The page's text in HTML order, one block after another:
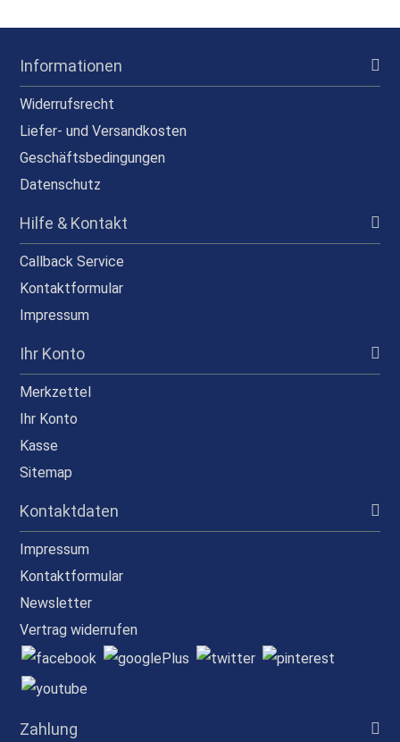
Informationen
Widerrufsrecht
Liefer- und Versandkosten
Geschäftsbedingungen
Datenschutz
Hilfe & Kontakt
Callback Service
Kontaktformular
Impressum
Ihr Konto
Merkzettel
Ihr Konto
Kasse
Sitemap
Kontaktdaten
Impressum
Kontaktformular
Newsletter
Vertrag widerrufen
Zahlung